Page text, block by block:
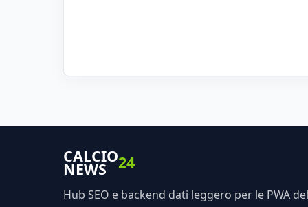
CALCIO
NEWS 24
Hub SEO e backend dati leggero per le PWA